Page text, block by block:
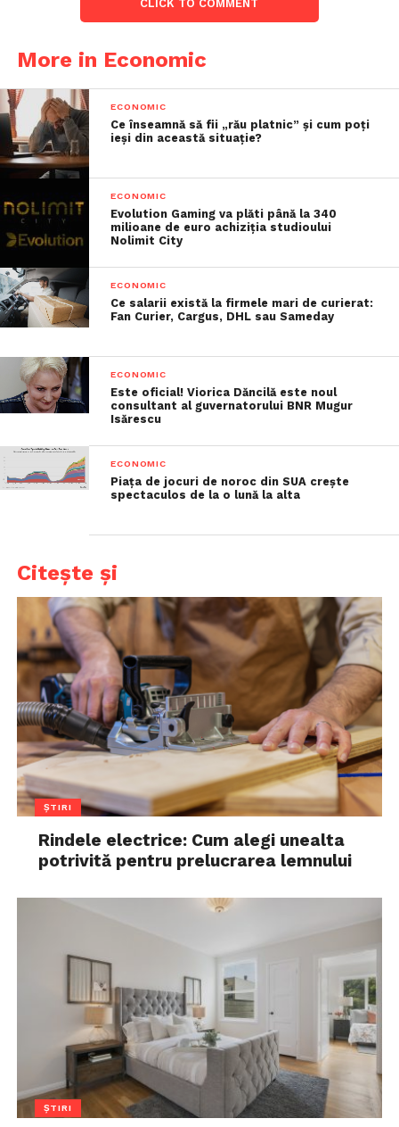
CLICK TO COMMENT
More in Economic
ECONOMIC
Ce înseamnă să fii „rău platnic” și cum poți
ieși din această situație?
ECONOMIC
Evolution Gaming va plăti până la 340
milioane de euro achiziția studioului
Nolimit City
ECONOMIC
Ce salarii există la firmele mari de curierat:
Fan Curier, Cargus, DHL sau Sameday
ECONOMIC
Este oficial! Viorica Dăncilă este noul
consultant al guvernatorului BNR Mugur
Isărescu
ECONOMIC
Piața de jocuri de noroc din SUA crește
spectaculos de la o lună la alta
Citește și
ȘTIRI
Rindele electrice: Cum alegi unealta
potrivită pentru prelucrarea lemnului
ȘTIRI